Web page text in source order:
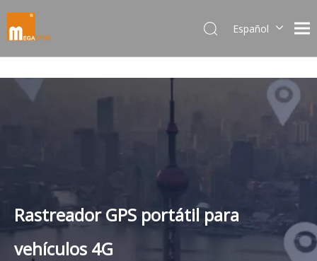
Español
Rastreador GPS portátil para
vehículos 4G